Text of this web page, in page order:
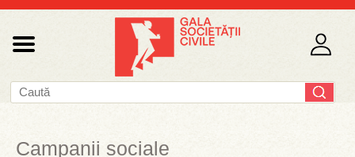
Campanii sociale